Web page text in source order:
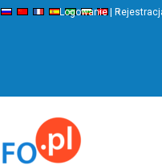
›
Logowanie |